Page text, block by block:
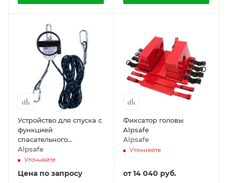
Устройство для спуска с
функцией
спасательного
подъемного устройства
30м
Alpsafe
Уточняйте
Цена по запросу
Фиксатор головы
Alpsafe
Alpsafe
Уточняйте
от14 040 руб.